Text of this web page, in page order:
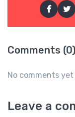
Comments (0)
No comments yet
Leave a